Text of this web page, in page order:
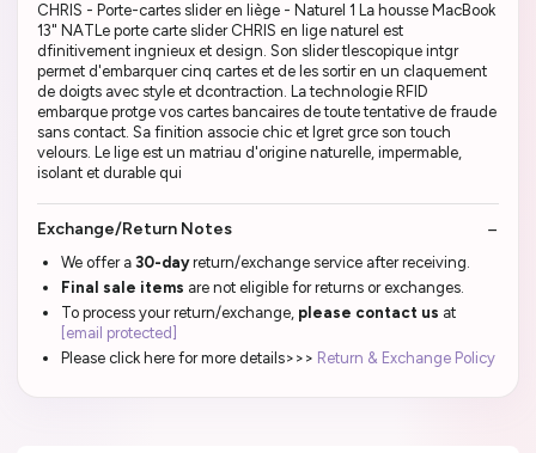
CHRIS - Porte-cartes slider en liège - Naturel 1 La housse MacBook
13" NATLe porte carte slider CHRIS en lige naturel est
dfinitivement ingnieux et design. Son slider tlescopique intgr
permet d'embarquer cinq cartes et de les sortir en un claquement
de doigts avec style et dcontraction. La technologie RFID
embarque protge vos cartes bancaires de toute tentative de fraude
sans contact. Sa finition associe chic et lgret grce son touch
velours. Le lige est un matriau d'origine naturelle, impermable,
isolant et durable qui
Exchange/Return Notes
We offer a 30-dayreturn/exchange service after receiving.
Final sale items are not eligible for returns or exchanges.
To process your return/exchange, please contact us at
[email protected]
Please click here for more details>>> Return & Exchange Policy